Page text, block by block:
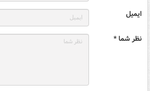
ایمیل
نظر شما *